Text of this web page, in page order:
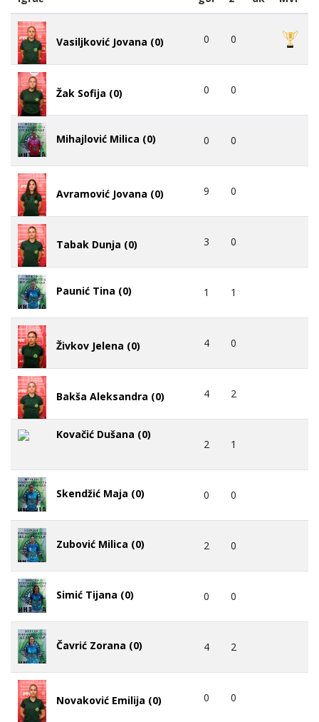
Vasiljković Jovana (0) 0 0
Žak Sofija (0) 0 0
Mihajlović Milica (0) 0 0
Avramović Jovana (0) 9 0
Tabak Dunja (0) 3 0
Paunić Tina (0) 1 1
Živkov Jelena (0) 4 0
Bakša Aleksandra (0) 4 2
Kovačić Dušana (0)
2 1
Skendžić Maja (0) 0 0
Zubović Milica (0) 2 0
Simić Tijana (0) 0 0
Čavrić Zorana (0) 4 2
Novaković Emilija (0) 0 0